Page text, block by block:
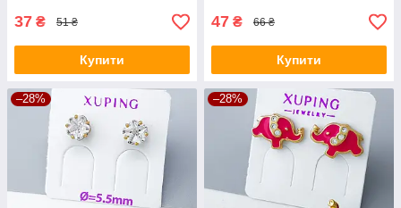
37 ₴ 51 ₴
Купити
47 ₴ 66 ₴
Купити
–28% –28%